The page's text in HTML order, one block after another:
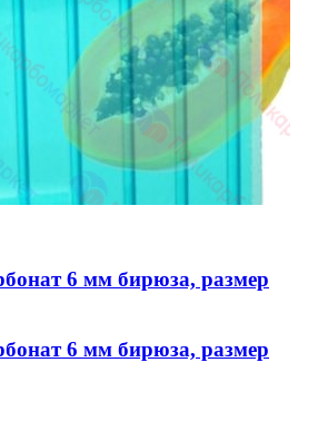
6 мм бирюза, размер
6 мм бирюза, размер